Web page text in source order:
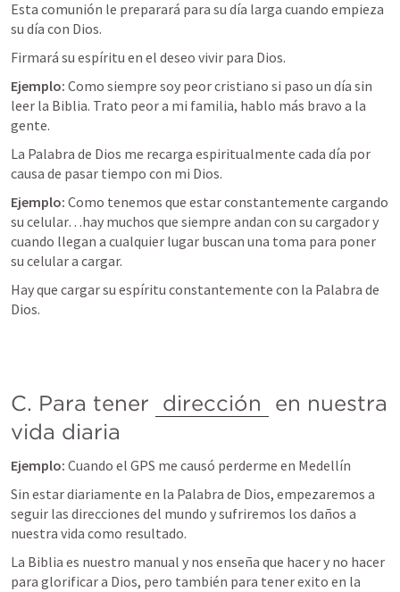
Esta comunión le preparará para su día larga cuando empieza
su día con Dios.
Firmará su espíritu en el deseo vivir para Dios.
Ejemplo: Como siempre soy peor cristiano si paso un día sin
leer la Biblia. Trato peor a mi familia, hablo más bravo a la
gente.
La Palabra de Dios me recarga espiritualmente cada día por
causa de pasar tiempo con mi Dios.
Ejemplo: Como tenemos que estar constantemente cargando
su celular…hay muchos que siempre andan con su cargador y
cuando llegan a cualquier lugar buscan una toma para poner
su celular a cargar.
Hay que cargar su espíritu constantemente con la Palabra de
Dios.
C. Para tener dirección
en nuestra
vida diaria
Ejemplo: Cuando el GPS me causó perderme en Medellín
Sin estar diariamente en la Palabra de Dios, empezaremos a
seguir las direcciones del mundo y sufriremos los daños a
nuestra vida como resultado.
La Biblia es nuestro manual y nos enseña que hacer y no hacer
para glorificar a Dios, pero también para tener exito en la